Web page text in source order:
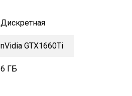
Дискретная
nVidia GTX1660Ti
6 ГБ